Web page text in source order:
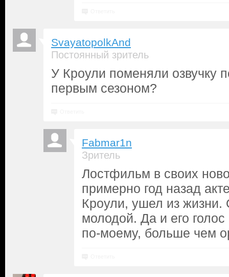
SvayatopolkAnd
Постоянный зритель
У Кроули поменяли озвучку
первым сезоном?
Fabmar1n
Зритель
Лостфильм в своих
примерно год назад
Кроули, ушел из
молодой. Да и его
по-моему, больше чем